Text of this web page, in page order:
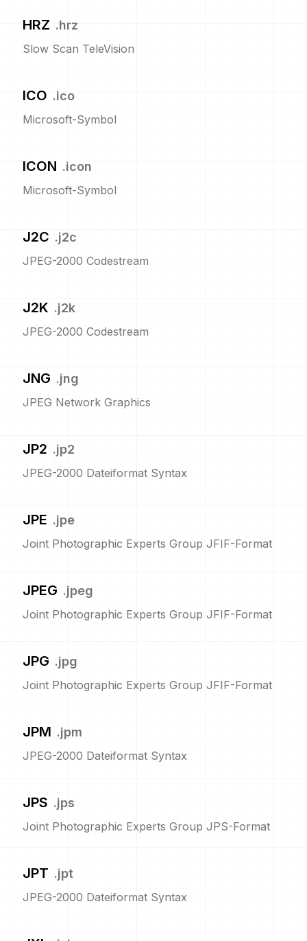
HRZ .hrz
Slow Scan TeleVision
ICO .ico
Microsoft-Symbol
ICON .icon
Microsoft-Symbol
J2C .j2c
JPEG-2000 Codestream
J2K .j2k
JPEG-2000 Codestream
JNG .jng
JPEG Network Graphics
JP2 .jp2
JPEG-2000 Dateiformat Syntax
JPE .jpe
Joint Photographic Experts Group JFIF-Format
JPEG .jpeg
Joint Photographic Experts Group JFIF-Format
JPG .jpg
Joint Photographic Experts Group JFIF-Format
JPM .jpm
JPEG-2000 Dateiformat Syntax
JPS .jps
Joint Photographic Experts Group JPS-Format
JPT .jpt
JPEG-2000 Dateiformat Syntax